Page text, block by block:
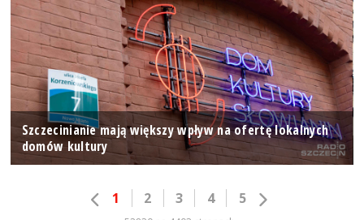
Szczecinianie mają większy wpływ na ofertę lokalnych
domów kultury
1 2 3 4 5